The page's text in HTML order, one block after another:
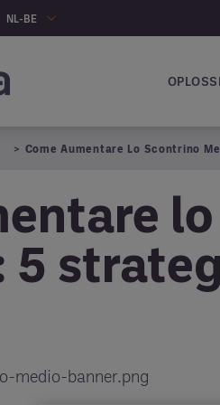
NL-BE
Main
Come Aumentare Lo Scontrino
5